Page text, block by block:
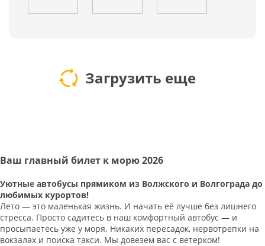
Загрузить еще
Ваш главный билет к морю 2026
Уютные автобусы прямиком из Волжского и Волгограда до
любимых курортов!
Лето — это маленькая жизнь. И начать её лучше без лишнего
стресса. Просто садитесь в наш комфортный автобус — и
просыпаетесь уже у моря. Никаких пересадок, нервотрепки на
вокзалах и поиска такси. Мы довезем вас с ветерком!